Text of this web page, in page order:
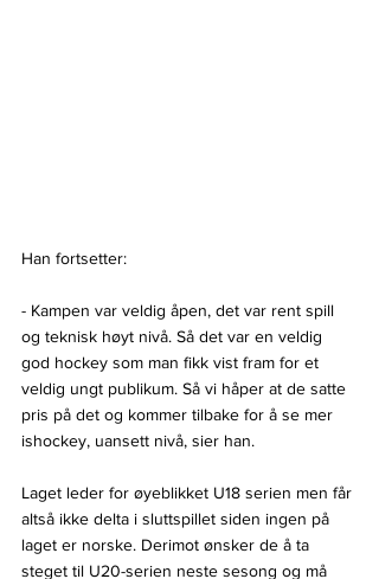
Han fortsetter:
- Kampen var veldig åpen, det var rent spill
og teknisk høyt nivå. Så det var en veldig
god hockey som man fikk vist fram for et
veldig ungt publikum. Så vi håper at de satte
pris på det og kommer tilbake for å se mer
ishockey, uansett nivå, sier han.
Laget leder for øyeblikket U18 serien men får
altså ikke delta i sluttspillet siden ingen på
laget er norske. Derimot ønsker de å ta
steget til U20-serien neste sesong og må